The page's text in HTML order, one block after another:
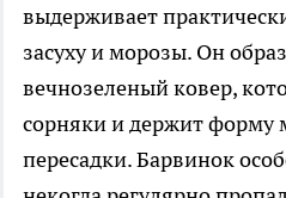
выдерживает
засуху и морозы. Он
вечнозеленый ковер,
сорняки и держит форму
пересадки. Барвинок